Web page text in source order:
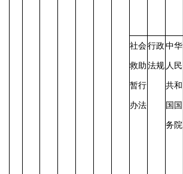
社会
救助
暂行
办法
行政
法规
中华
人民
共和
国国
务院